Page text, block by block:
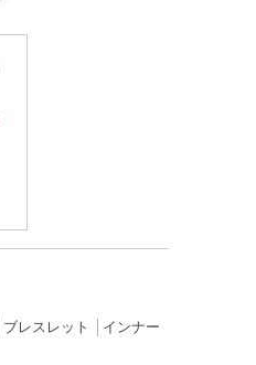
ブレスレット
インナー